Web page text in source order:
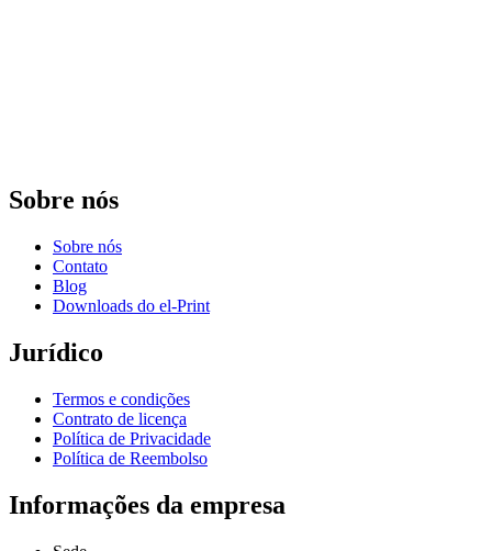
Sobre nós
Sobre nós
Contato
Blog
Downloads do el-Print
Jurídico
Termos e condições
Contrato de licença
Política de Privacidade
Política de Reembolso
Informações da empresa